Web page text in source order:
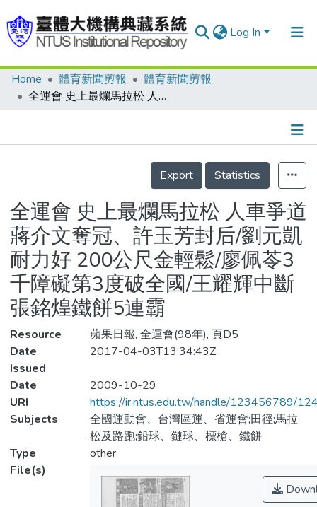
Log In
Communities & Collections
Statistics
Home 體育新聞剪報
體育新聞剪報
全運會 史上最爛馬拉松 人車爭道 蔣介文奪冠、許玉芳封后/劉元凱耐力好 200公尺金輕鬆/廖佩苓3千障礙第3度破全國/王耀輝中斷張銘煌鐵餅5連霸
Details
Export
Statistics
全運會 史上最爛馬拉松 人車爭道
蔣介文奪冠、許玉芳封后/劉元凱
耐力好 200公尺金輕鬆/廖佩苓3
千障礙第3度破全國/王耀輝中斷
張銘煌鐵餅5連霸
Resource
蘋果日報, 全運會(98年), 頁D5
Date
Issued
2017-04-03T13:34:43Z
Date
2009-10-29
URI
https://ir.ntus.edu.tw/handle/123456789/
Subjects
全國運動會、台灣區運、省運會;田徑;馬拉
松及路跑;鉛球、鏈球、標槍、鐵餅
Type
other
File(s)